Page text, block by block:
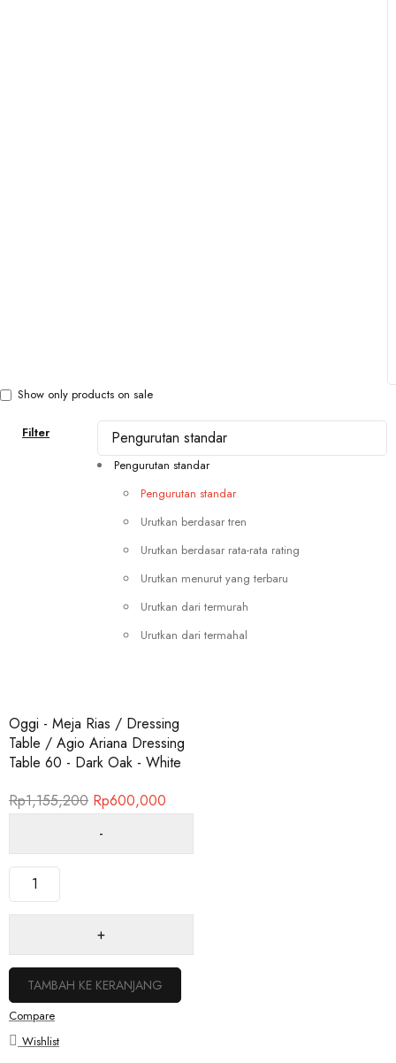
Filter
Pengurutan standar
Pengurutan standar
Urutkan berdasar tren
Urutkan berdasar rata-rata rating
Urutkan menurut yang terbaru
Urutkan dari termurah
Urutkan dari termahal
Show only products on sale
Oggi - Meja Rias / Dressing
Table / Agio Ariana Dressing
Table 60 - Dark Oak - White
Rp1,155,200 Rp600,000
TAMBAH KE KERANJANG
Compare
Wishlist